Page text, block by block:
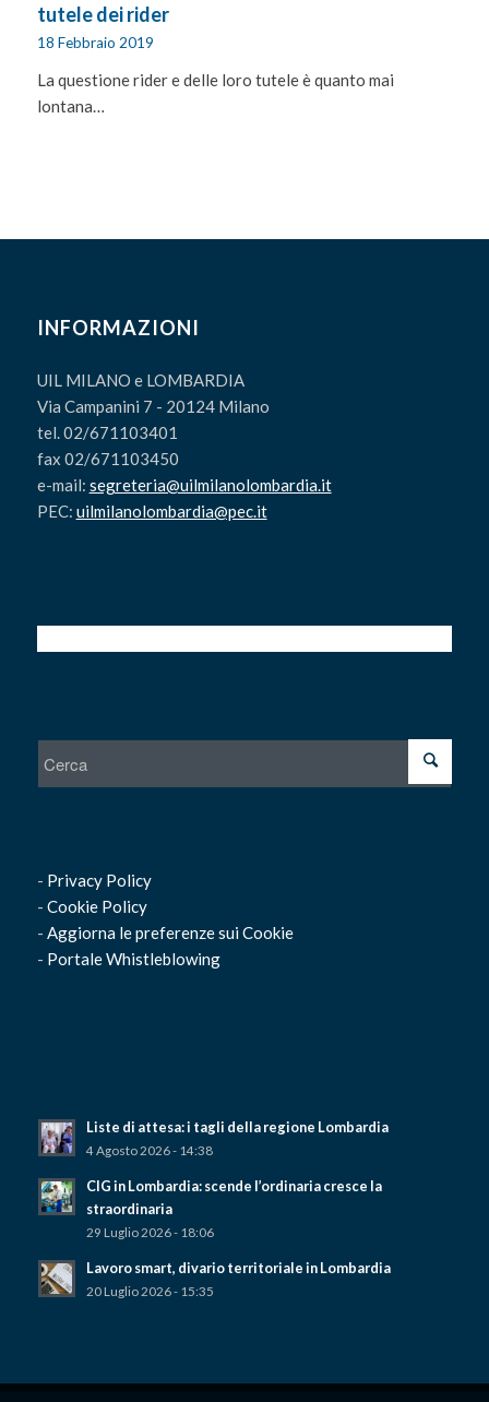
tutele dei rider
18 Febbraio 2019
La questione rider e delle loro tutele è quanto mai
lontana…
INFORMAZIONI
UIL MILANO e LOMBARDIA
Via Campanini 7 - 20124 Milano
tel. 02/671103401
fax 02/671103450
e-mail: segreteria@uilmilanolombardia.it
PEC: uilmilanolombardia@pec.it
- Privacy Policy
- Cookie Policy
- Aggiorna le preferenze sui Cookie
- Portale Whistleblowing
Liste di attesa: i tagli della regione Lombardia
4 Agosto 2026 - 14:38
CIG in Lombardia: scende l’ordinaria cresce la
straordinaria
29 Luglio 2026 - 18:06
Lavoro smart, divario territoriale in Lombardia
20 Luglio 2026 - 15:35